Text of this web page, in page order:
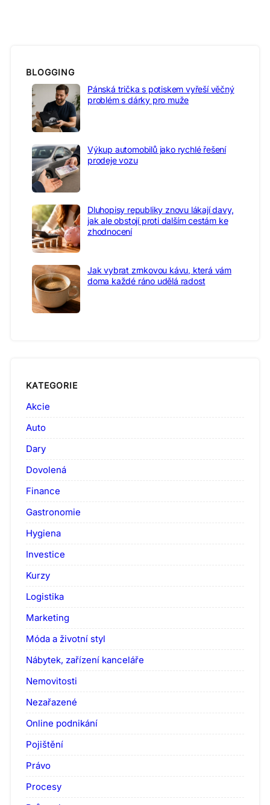
BLOGGING
Pánská trička s potiskem vyřeší věčný
problém s dárky pro muže
Výkup automobilů jako rychlé řešení
prodeje vozu
Dluhopisy republiky znovu lákají davy,
jak ale obstojí proti dalším cestám ke
zhodnocení
Jak vybrat zrnkovou kávu, která vám
doma každé ráno udělá radost
KATEGORIE
Akcie
Auto
Dary
Dovolená
Finance
Gastronomie
Hygiena
Investice
Kurzy
Logistika
Marketing
Móda a životní styl
Nábytek, zařízení kanceláře
Nemovitosti
Nezařazené
Online podnikání
Pojištění
Právo
Procesy